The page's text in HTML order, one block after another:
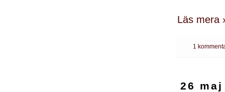
Läs mera
1
26